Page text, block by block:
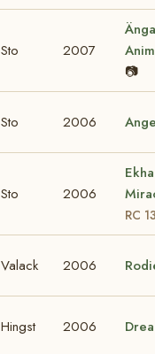
Sto 2007
📷
Sto 2006
Sto 2006
RC
Valack 2006
Hingst 2006